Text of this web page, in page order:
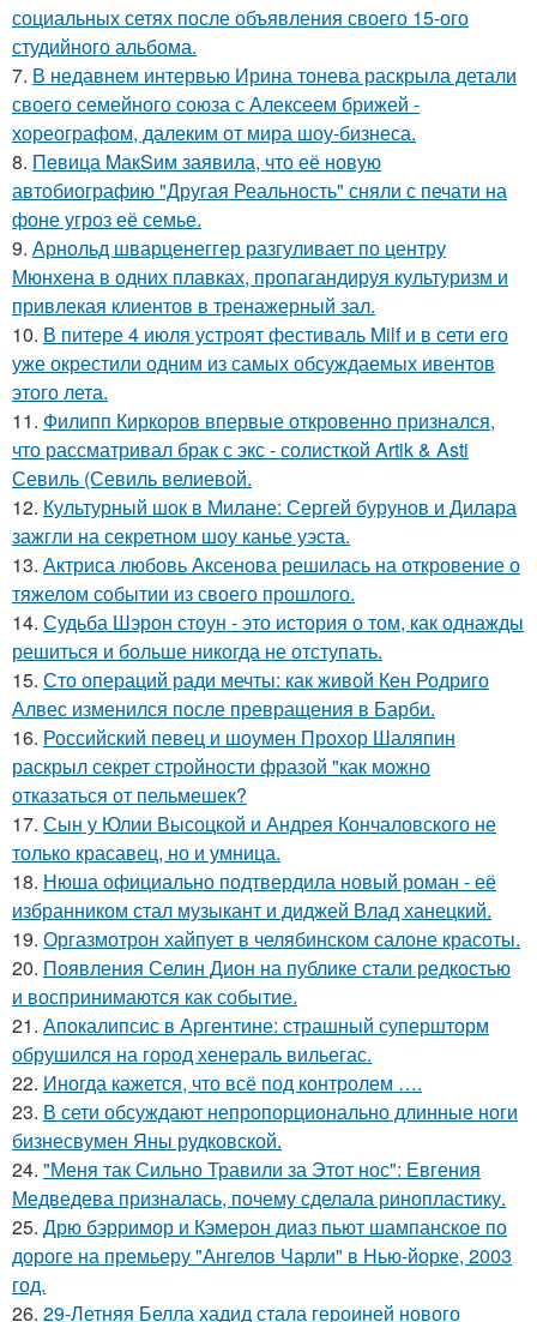
социальных сетях после объявления своего 15-ого
студийного альбома.
7. В недавнем интервью Ирина тонева раскрыла детали
своего семейного союза с Алексеем брижей -
хореографом, далеким от мира шоу-бизнеса.
8. Пeвица MакSим заявила, что её новую
автобиографию "Другая Реальность" сняли с печати на
фоне угроз её семье.
9. Арнольд шварценеггер разгуливает по центру
Мюнхена в одних плавках, пропагандируя культуризм и
привлекая клиентов в тренажерный зал.
10. В питере 4 июля устроят фестиваль Milf и в сети его
уже окрестили одним из самых обсуждаемых ивентов
этого лета.
11. Филипп Киркоров впервые откровенно признался,
что рассматривал брак с экс - солисткой Artik & Asti
Севиль (Севиль велиевой.
12. Культурный шок в Милане: Сергей бурунов и Дилара
зажгли на секретном шоу канье уэста.
13. Актриса любовь Аксенова решилась на откровение о
тяжелом событии из своего прошлого.
14. Судьба Шэрон стоун - это история о том, как однажды
решиться и больше никогда не отступать.
15. Сто операций ради мечты: как живой Кен Родриго
Алвес изменился после превращения в Барби.
16. Российский певец и шоумен Прохор Шаляпин
раскрыл секрет стройности фразой "как можно
отказаться от пельмешек?
17. Сын у Юлии Высоцкой и Андрея Кончаловского не
только красавец, но и умница.
18. Нюша официально подтвердила новый роман - её
избранником стал музыкант и диджей Влад ханецкий.
19. Оргазмотрон хайпует в челябинском салоне красоты.
20. Появления Селин Дион на публике стали редкостью
и воспринимаются как событие.
21. Апокалипсис в Аргентине: страшный супершторм
обрушился на город хенераль вильегас.
22. Иногда кажется, что всё под контролем ….
23. В сети обсуждают непропорционально длинные ноги
бизнесвумен Яны рудковской.
24. "Меня так Сильно Травили за Этот нос": Евгения
Медведева призналась, почему сделала ринопластику.
25. Дрю бэрримор и Кэмерон диаз пьют шампанское по
дороге на премьеру "Ангелов Чарли" в Нью-йорке, 2003
год.
26. 29-Летняя Белла хадид стала героиней нового